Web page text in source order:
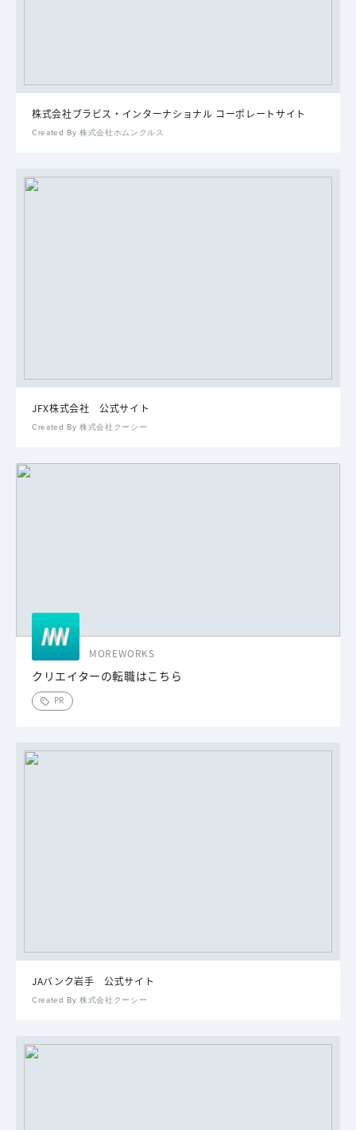
株式会社ブラビス・インターナショナル コーポレートサイト
Created By 株式会社ホムンクルス
JFX株式会社 公式サイト
Created By 株式会社クーシー
MOREWORKS
クリエイターの転職はこちら
PR
JAバンク岩手 公式サイト
Created By 株式会社クーシー